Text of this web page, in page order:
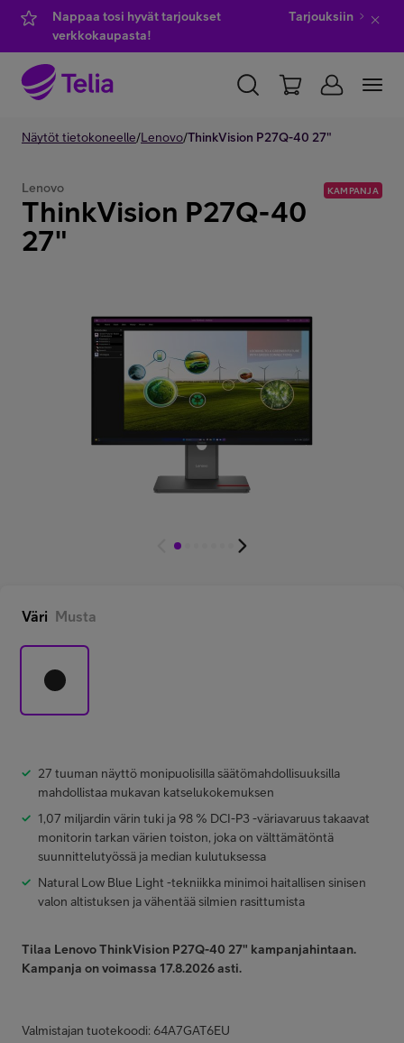
Nappaa tosi hyvät tarjoukset
verkkokaupasta!
Tarjouksiin
YKSITYISILLE YRITYKSILLE WHOLESALE
Kauppa
Asiakastuki
Minun Telia Yrityksille
Näytöt tietokoneelle/Lenovo/ThinkVision P27Q-40 27"
KAMPANJA
Lenovo
ThinkVision P27Q-40
27"
Väri Musta
27 tuuman näyttö monipuolisilla säätömahdollisuuksilla
mahdollistaa mukavan katselukokemuksen
1,07 miljardin värin tuki ja 98 % DCI-P3 -väriavaruus takaavat
monitorin tarkan värien toiston, joka on välttämätöntä
suunnittelutyössä ja median kulutuksessa
Natural Low Blue Light -tekniikka minimoi haitallisen sinisen
valon altistuksen ja vähentää silmien rasittumista
Tilaa Lenovo ThinkVision P27Q-40 27" kampanjahintaan.
Kampanja on voimassa 17.8.2026 asti.
Valmistajan tuotekoodi: 64A7GAT6EU